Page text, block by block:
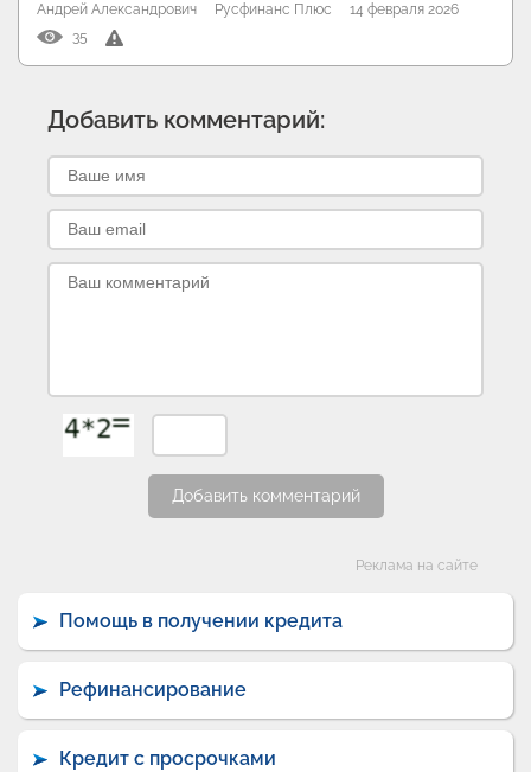
Андрей Александрович Русфинанс Плюс
14 февраля 2026
35
Добавить комментарий:
Добавить комментарий
Реклама на сайте
Помощь в получении кредита
Рефинансирование
Кредит с просрочками